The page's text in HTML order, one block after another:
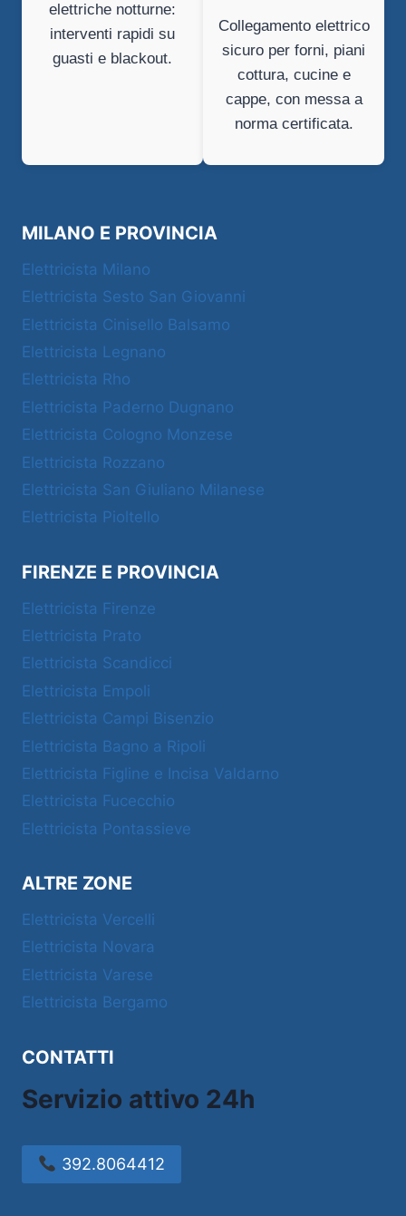
elettriche notturne:
interventi rapidi su
guasti e blackout.
Collegamento elettrico
sicuro per forni, piani
cottura, cucine e
cappe, con messa a
norma certificata.
MILANO E PROVINCIA
Elettricista Milano
Elettricista Sesto San Giovanni
Elettricista Cinisello Balsamo
Elettricista Legnano
Elettricista Rho
Elettricista Paderno Dugnano
Elettricista Cologno Monzese
Elettricista Rozzano
Elettricista San Giuliano Milanese
Elettricista Pioltello
FIRENZE E PROVINCIA
Elettricista Firenze
Elettricista Prato
Elettricista Scandicci
Elettricista Empoli
Elettricista Campi Bisenzio
Elettricista Bagno a Ripoli
Elettricista Figline e Incisa Valdarno
Elettricista Fucecchio
Elettricista Pontassieve
ALTRE ZONE
Elettricista Vercelli
Elettricista Novara
Elettricista Varese
Elettricista Bergamo
CONTATTI
Servizio attivo 24h
392.8064412